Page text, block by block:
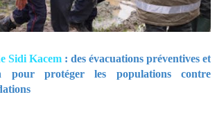
Sidi Kacem : des évacuations préventives et
pour protéger les populations contre